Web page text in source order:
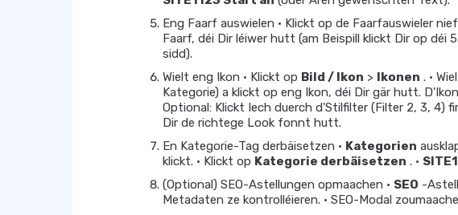
Eng Faarf auswielen • Klickt op de Faarfauswieler
Faarf, déi Dir léiwer hutt (am Beispill klickt Dir op déi
sidd).
Wielt eng Ikon • Klickt op Bild / Ikon > Ikonen . •
Kategorie) a klickt op eng Ikon, déi Dir gär hutt.
Optional: Klickt Iech duerch d'Stilfilter (Filter 2, 3, 4)
Dir de richtege Look fonnt hutt.
En Kategorie-Tag derbäisetzen • Kategorien
klickt. • Klickt op Kategorie derbäisetzen . •
(Optional) SEO-Astellungen opmaachen • SEO -
Metadaten ze kontrolléieren. • SEO-Modal